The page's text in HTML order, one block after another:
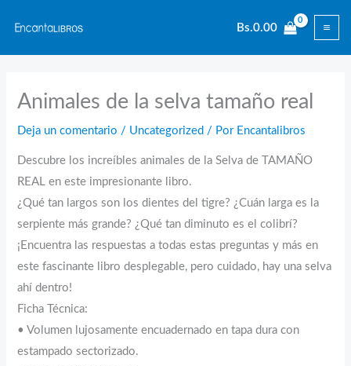
contenido
Bs.0.00
Animales de la selva tamaño real
Deja un comentario / Uncategorized / Por Encantalibros
Descubre los increíbles animales de la Selva de TAMAÑO
REAL en este impresionante libro.
¿Qué tan largos son los dientes del tigre? ¿Cuán larga es la
serpiente más grande? ¿Qué tan diminuto es el colibrí?
¡Encuentra las respuestas a todas estas preguntas y más en
este fascinante libro desplegable, pero cuidado, hay una selva
ahí dentro!
Ficha Técnica:
• Volumen lujosamente encuadernado en tapa dura con
estampado sectorizado.